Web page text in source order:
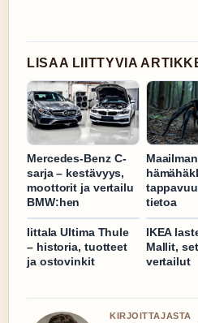
LISAA LIITTYVIA
Mercedes-Benz C-
sarja – kestävyys,
moottorit ja vertailu
BMW:hen
tietoa
Iittala Ultima Thule
– historia, tuotteet
ja ostovinkit
IKEA
Mallit,
vertailut
KIRJOITTAJASTA